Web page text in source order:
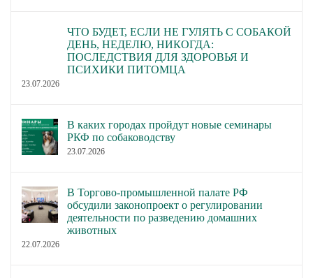
ЧТО БУДЕТ, ЕСЛИ НЕ ГУЛЯТЬ С СОБАКОЙ
ДЕНЬ, НЕДЕЛЮ, НИКОГДА:
ПОСЛЕДСТВИЯ ДЛЯ ЗДОРОВЬЯ И
ПСИХИКИ ПИТОМЦА
23.07.2026
В каких городах пройдут новые семинары
РКФ по собаководству
23.07.2026
В Торгово-промышленной палате РФ
обсудили законопроект о регулировании
деятельности по разведению домашних
животных
22.07.2026